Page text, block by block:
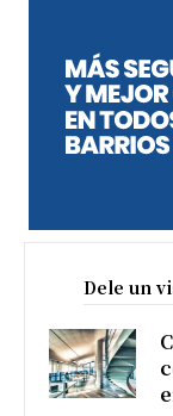
Dele un